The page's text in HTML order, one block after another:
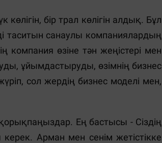
бір трал көлігін алдық. Бұл
таситын санаулы компаниялардың
өзіне тән жеңістері мен
ұйымдастыруды, өзімнің бизнес
сол жердің бизнес моделі мен,
Ең бастысы - Сіздің
Арман мен сенім жетістікке